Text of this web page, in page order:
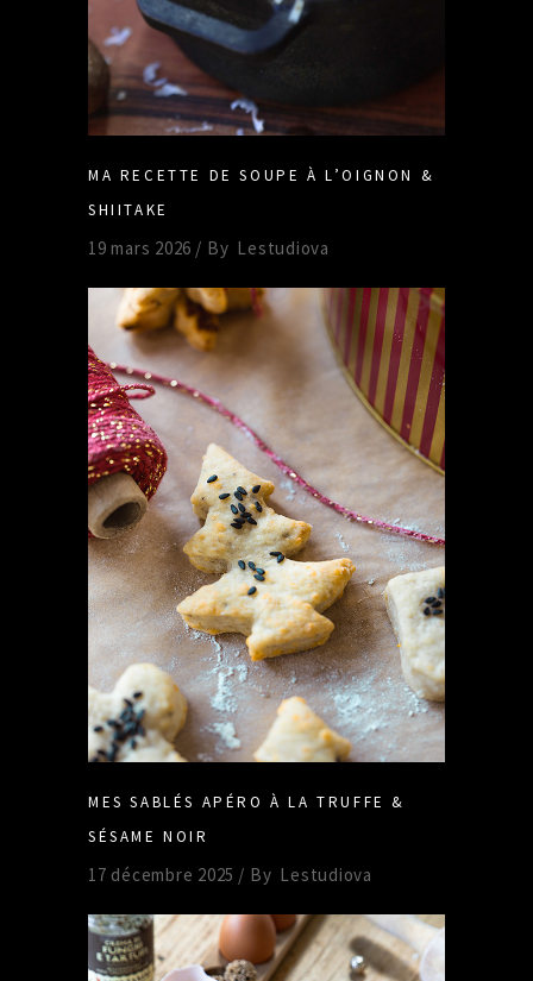
MA RECETTE DE SOUPE À L’OIGNON &
SHIITAKE
19 mars 2026 By Lestudiova
MES SABLÉS APÉRO À LA TRUFFE &
SÉSAME NOIR
17 décembre 2025 By Lestudiova